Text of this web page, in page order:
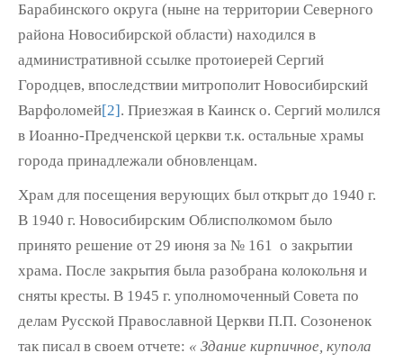
Барабинского округа (ныне на территории Северного
района Новосибирской области) находился в
административной ссылке протоиерей Сергий
Городцев, впоследствии митрополит Новосибирский
Варфоломей[2]. Приезжая в Каинск о. Сергий молился
в Иоанно-Предченской церкви т.к. остальные храмы
города принадлежали обновленцам.
Храм для посещения верующих был открыт до 1940 г.
В 1940 г. Новосибирским Облисполкомом было
принято решение от 29 июня за № 161 о закрытии
храма. После закрытия была разобрана колокольня и
сняты кресты. В 1945 г. уполномоченный Совета по
делам Русской Православной Церкви П.П. Созоненок
так писал в своем отчете: « Здание кирпичное, купола